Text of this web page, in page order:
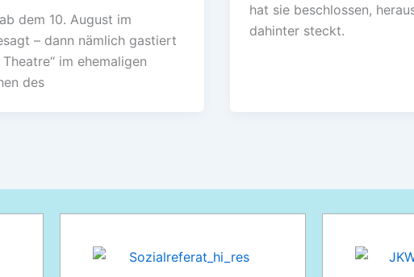
dem 10. August im
– dann nämlich gastiert
im ehemaligen
des
hat sie beschlossen,
dahinter steckt.